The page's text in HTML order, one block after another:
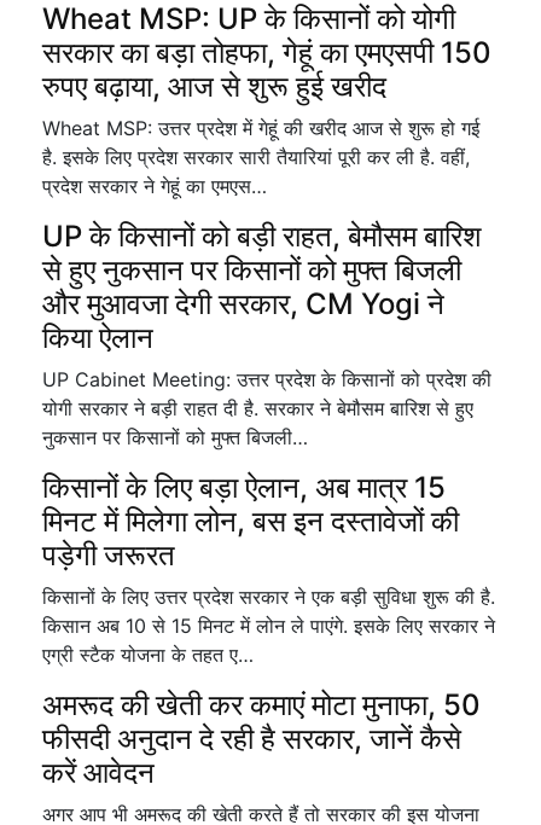
Wheat MSP: UP के किसानों को योगी
सरकार का बड़ा तोहफा, गेहूं का एमएसपी 150
रुपए बढ़ाया, आज से शुरू हुई खरीद
Wheat MSP: उत्तर प्रदेश में गेहूं की खरीद आज से शुरू हो गई
है. इसके लिए प्रदेश सरकार सारी तैयारियां पूरी कर ली है. वहीं,
प्रदेश सरकार ने गेहूं का एमएस…
UP के किसानों को बड़ी राहत, बेमौसम बारिश
से हुए नुकसान पर किसानों को मुफ्त बिजली
और मुआवजा देगी सरकार, CM Yogi ने
किया ऐलान
UP Cabinet Meeting: उत्तर प्रदेश के किसानों को प्रदेश की
योगी सरकार ने बड़ी राहत दी है. सरकार ने बेमौसम बारिश से हुए
नुकसान पर किसानों को मुफ्त बिजली…
किसानों के लिए बड़ा ऐलान, अब मात्र 15
मिनट में मिलेगा लोन, बस इन दस्तावेजों की
पड़ेगी जरूरत
किसानों के लिए उत्तर प्रदेश सरकार ने एक बड़ी सुविधा शुरू की है.
किसान अब 10 से 15 मिनट में लोन ले पाएंगे. इसके लिए सरकार ने
एग्री स्टैक योजना के तहत ए…
अमरूद की खेती कर कमाएं मोटा मुनाफा, 50
फीसदी अनुदान दे रही है सरकार, जानें कैसे
करें आवेदन
अगर आप भी अमरूद की खेती करते हैं तो सरकार की इस योजना